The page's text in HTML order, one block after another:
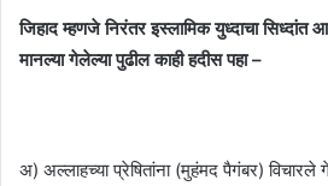
जिहाद म्हणजे निरंतर इस्लामिक युध्दाचा सिध्दांत
मानल्या गेलेल्या पुढील काही हदीस पहा –
अ) अल्लाहच्या प्रेषितांना (मुहंमद पैगंबर) विचारले